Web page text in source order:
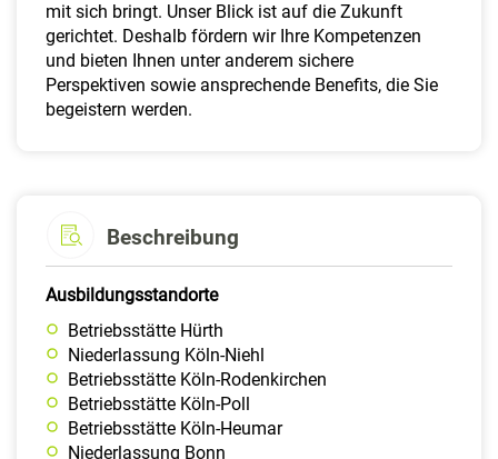
mit sich bringt. Unser Blick ist auf die Zukunft
gerichtet. Deshalb fördern wir Ihre Kompetenzen
und bieten Ihnen unter anderem sichere
Perspektiven sowie ansprechende Benefits, die Sie
begeistern werden.
Beschreibung
Ausbildungsstandorte
Betriebsstätte Hürth
Niederlassung Köln-Niehl
Betriebsstätte Köln-Rodenkirchen
Betriebsstätte Köln-Poll
Betriebsstätte Köln-Heumar
Niederlassung Bonn